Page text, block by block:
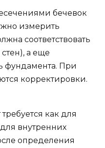
бечевок
измерить
соответствовать
а еще
фундамента. При
корректировки.
как для
внутренних
определения